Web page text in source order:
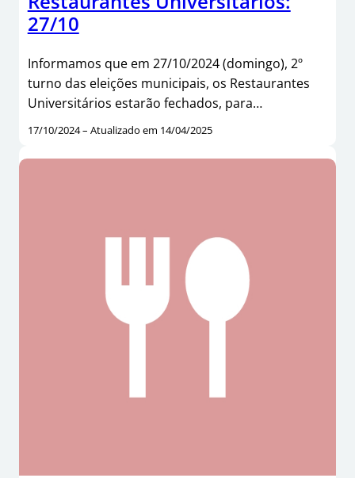
27/10
Informamos que em 27/10/2024 (domingo), 2º
turno das eleições municipais, os Restaurantes
Universitários estarão fechados, para…
17/10/2024 – Atualizado em 14/04/2025